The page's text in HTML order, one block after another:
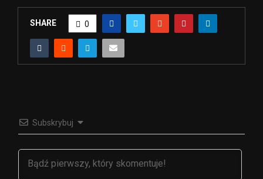
SHARE 0
Subskrybuj